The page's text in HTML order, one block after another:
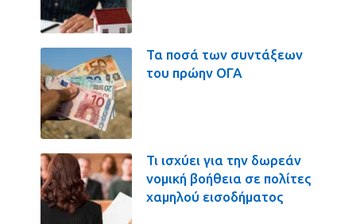
Τα ποσά των συντάξεων
του πρώην ΟΓΑ
Τι ισχύει για την δωρεάν
νομική βοήθεια σε πολίτες
χαμηλού εισοδήματος